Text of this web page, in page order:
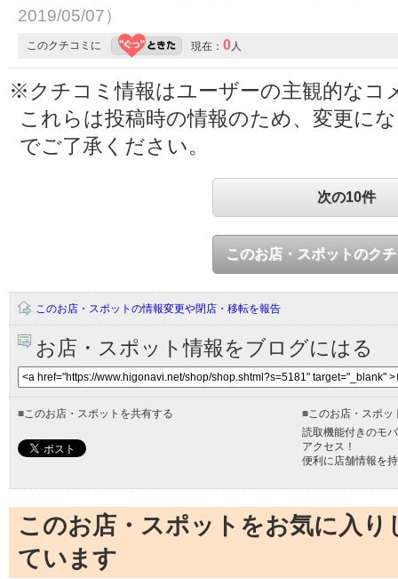
2019/05/07）
このクチコミに 現在： 0人
※クチコミ情報はユーザーの主観的なコ
これらは投稿時の情報のため、変更に
でご了承ください。
次の10件
このお店・スポットのク
このお店・スポットの情報変更や閉店・移転を報告
お店・スポット情報をブログにはる
■このお店・スポットを共有する ■このお店・スポッ
読取機能付きのモ
アクセス！
便利に店舗情報を
このお店・スポットをお気に入
ています